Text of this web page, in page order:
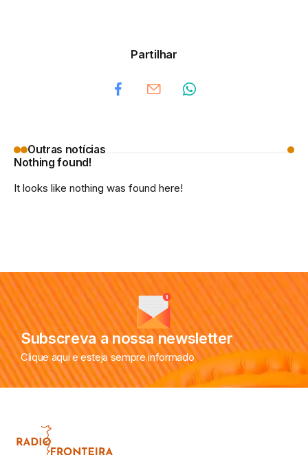
Partilhar
Outras notícias
Nothing found!
It looks like nothing was found here!
Subscreva a nossa newsletter
Clique aqui e esteja sempre informado